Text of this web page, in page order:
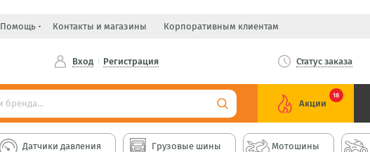
Помощь Контакты и магазины Корпоративным клиентам
Вход Регистрация Статус заказа
Акции
18
Датчики давления Грузовые шины Мотошины